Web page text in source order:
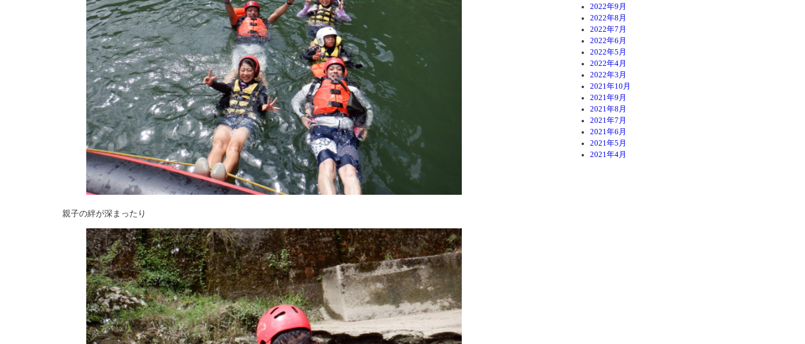
親子の絆が深まったり
2022年9月
2022年8月
2022年7月
2022年6月
2022年5月
2022年4月
2022年3月
2021年10月
2021年9月
2021年8月
2021年7月
2021年6月
2021年5月
2021年4月